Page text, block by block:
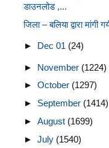
डाउनलोड ,...
जिला – बलिया द्वारा
► Dec 01 (24)
► November (1224)
► October (1297)
► September (1414)
► August (1699)
► July (1540)